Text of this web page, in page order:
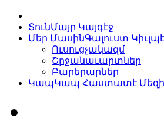
ՏունՄայր Կայգէջ
Մեր ՄասինԳալուստ
Ուսուցչակազմ
Շրջանաւարտներ
Բարերարներ
ԿապԿապ Հաստատէ